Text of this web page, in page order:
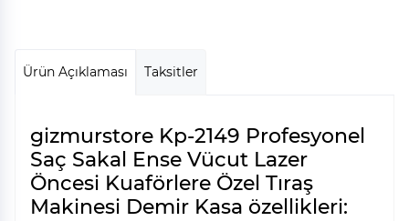
Ürün Açıklaması Taksitler
gizmurstore Kp-2149 Profesyonel
Saç Sakal Ense Vücut Lazer
Öncesi Kuaförlere Özel Tıraş
Makinesi Demir Kasa özellikleri: